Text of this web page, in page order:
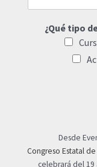
¿Qué tipo
Desde
Congreso Estatal
celebrará del 19